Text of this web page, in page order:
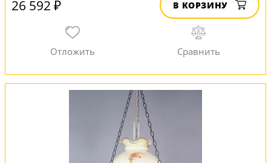
26 592 ₽ В КОРЗИНУ